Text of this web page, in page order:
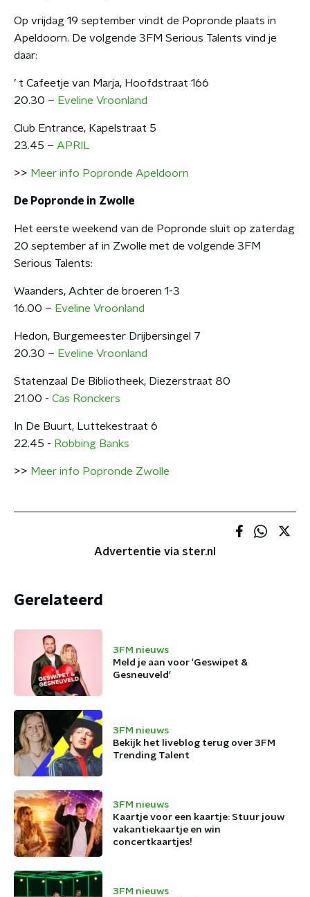
Op vrijdag 19 september vindt de Popronde plaats in
Apeldoorn. De volgende 3FM Serious Talents vind je
daar:
’ t Cafeetje van Marja, Hoofdstraat 166
20.30 – Eveline Vroonland
Club Entrance, Kapelstraat 5
23.45 – APRIL
>> Meer info Popronde Apeldoorn
De Popronde in Zwolle
Het eerste weekend van de Popronde sluit op zaterdag
20 september af in Zwolle met de volgende 3FM
Serious Talents:
Waanders, Achter de broeren 1-3
16.00 – Eveline Vroonland
Hedon, Burgemeester Drijbersingel 7
20.30 – Eveline Vroonland
Statenzaal De Bibliotheek, Diezerstraat 80
21.00 - Cas Ronckers
In De Buurt, Luttekestraat 6
22.45 - Robbing Banks
>> Meer info Popronde Zwolle
Advertentie via ster.nl
Gerelateerd
3FM nieuws
Meld je aan voor 'Geswipet &
Gesneuveld'
3FM nieuws
Bekijk het liveblog terug over 3FM
Trending Talent
3FM nieuws
Kaartje voor een kaartje: Stuur jouw
vakantiekaartje en win
concertkaartjes!
3FM nieuws